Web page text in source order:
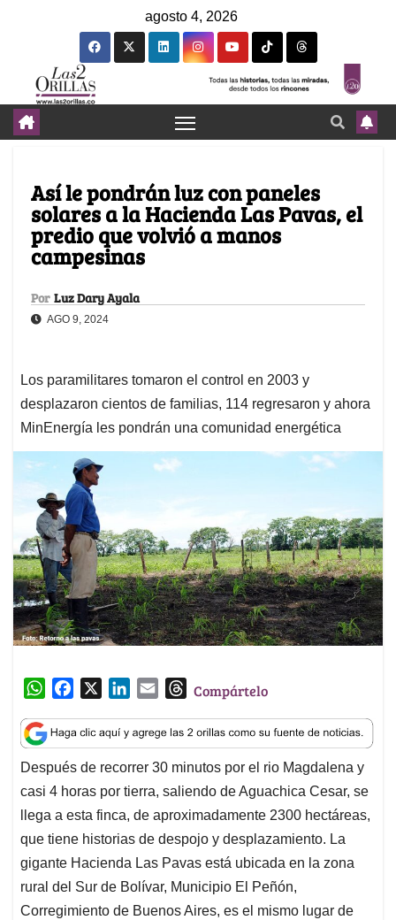
agosto 4, 2026
Así le pondrán luz con paneles
solares a la Hacienda Las Pavas, el
predio que volvió a manos
campesinas
Por Luz Dary Ayala
AGO 9, 2024
Los paramilitares tomaron el control en 2003 y
desplazaron cientos de familias, 114 regresaron y ahora
MinEnergía les pondrán una comunidad energética
W
a
t
s
A
p
p
c
e
b
o
o
k
n
k
e
d
I
n
a
i
l
T
r
e
a
d
s
Compártelo
Después de recorrer 30 minutos por el rio Magdalena y
casi 4 horas por tierra, saliendo de Aguachica Cesar, se
llega a esta finca, de aproximadamente 2300 hectáreas,
que tiene historias de despojo y desplazamiento. La
gigante Hacienda Las Pavas está ubicada en la zona
rural del Sur de Bolívar, Municipio El Peñón,
Corregimiento de Buenos Aires, es el mismo lugar de